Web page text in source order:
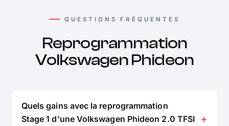
QUESTIONS FRÉQUENTES
Reprogrammation
Volkswagen Phideon
Quels gains avec la reprogrammation
Stage 1 d'une Volkswagen Phideon 2.0 TFSI